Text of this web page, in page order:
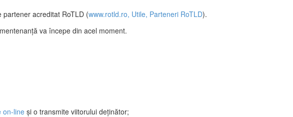
acreditat RoTLD (www.rotld.ro, Utile, Parteneri RoTLD).
va începe din acel moment.
on-lineși o transmite viitorului deținător;